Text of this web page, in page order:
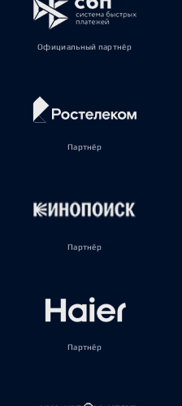
Официальный партнёр
Партнёр
Партнёр
Партнёр